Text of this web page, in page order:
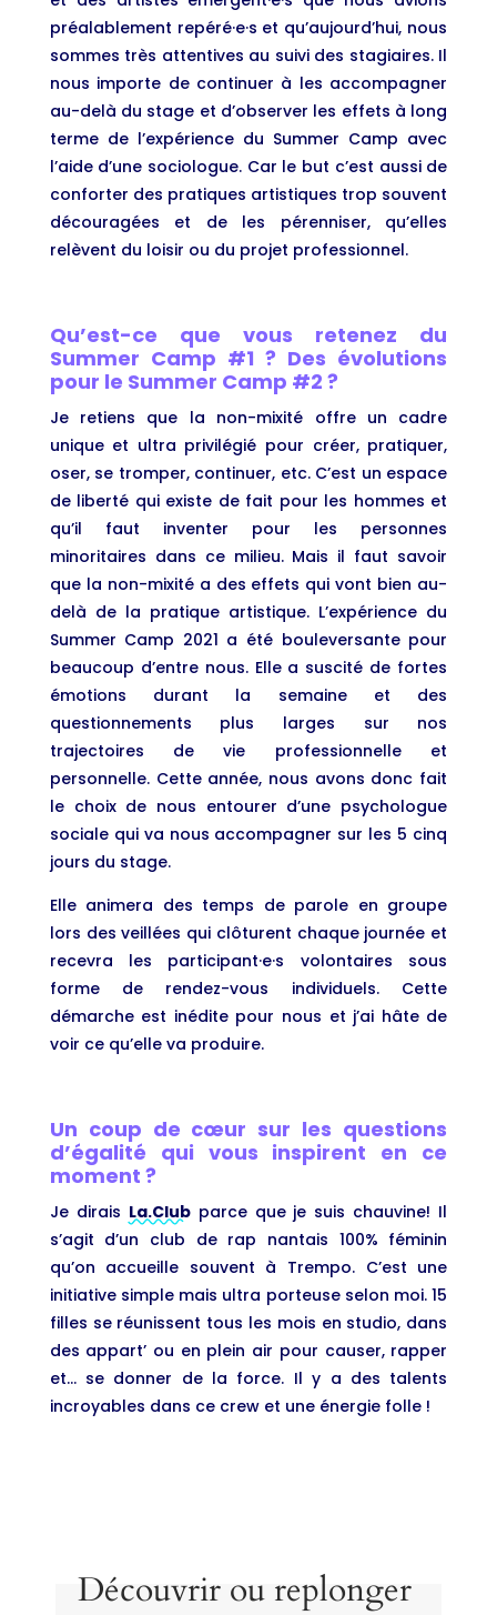
préalablement repéré·e·s et qu’aujourd’hui, nous
sommes très attentives au suivi des stagiaires. Il
nous importe de continuer à les accompagner
au-delà du stage et d’observer les effets à long
terme de l’expérience du Summer Camp avec
l’aide d’une sociologue. Car le but c’est aussi de
conforter des pratiques artistiques trop souvent
découragées et de les pérenniser, qu’elles
relèvent du loisir ou du projet professionnel.
Qu’est-ce que vous retenez du
Summer Camp #1 ? Des évolutions
pour le Summer Camp #2 ?
Je retiens que la non-mixité offre un cadre
unique et ultra privilégié pour créer, pratiquer,
oser, se tromper, continuer, etc. C’est un espace
de liberté qui existe de fait pour les hommes et
qu’il faut inventer pour les personnes
minoritaires dans ce milieu. Mais il faut savoir
que la non-mixité a des effets qui vont bien au-
delà de la pratique artistique. L’expérience du
Summer Camp 2021 a été bouleversante pour
beaucoup d’entre nous. Elle a suscité de fortes
émotions durant la semaine et des
questionnements plus larges sur nos
trajectoires de vie professionnelle et
personnelle. Cette année, nous avons donc fait
le choix de nous entourer d’une psychologue
sociale qui va nous accompagner sur les 5 cinq
jours du stage.
Elle animera des temps de parole en groupe
lors des veillées qui clôturent chaque journée et
recevra les participant·e·s volontaires sous
forme de rendez-vous individuels. Cette
démarche est inédite pour nous et j’ai hâte de
voir ce qu’elle va produire.
Un coup de cœur sur les questions
d’égalité qui vous inspirent en ce
moment ?
Je dirais La.Clubparce que je suis chauvine! Il
s’agit d’un club de rap nantais 100% féminin
qu’on accueille souvent à Trempo. C’est une
initiative simple mais ultra porteuse selon moi. 15
filles se réunissent tous les mois en studio, dans
des appart’ ou en plein air pour causer, rapper
et… se donner de la force. Il y a des talents
incroyables dans ce crew et une énergie folle !
Découvrir ou replonger